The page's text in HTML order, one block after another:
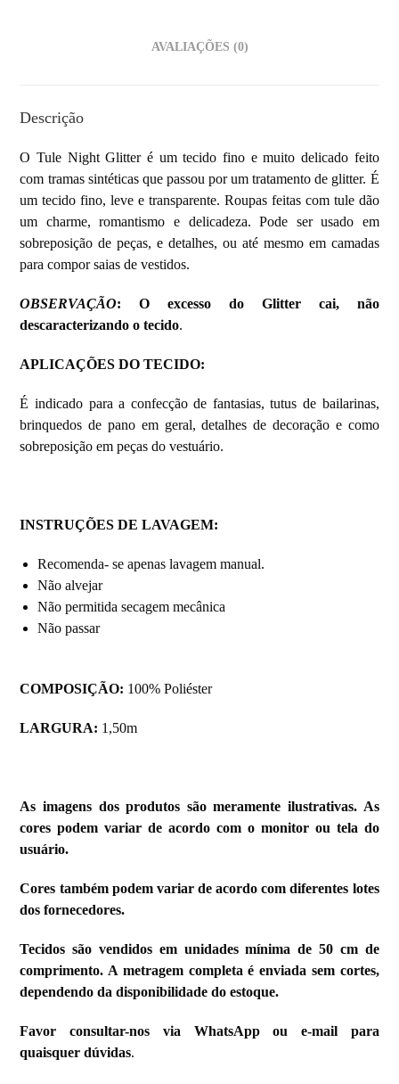
AVALIAÇÕES (0)
Descrição
O Tule Night Glitter é um tecido fino e muito delicado feito
com tramas sintéticas que passou por um tratamento de glitter. É
um tecido fino, leve e transparente. Roupas feitas com tule dão
um charme, romantismo e delicadeza. Pode ser usado em
sobreposição de peças, e detalhes, ou até mesmo em camadas
para compor saias de vestidos.
OBSERVAÇÃO: O excesso do Glitter cai, não
descaracterizando o tecido.
APLICAÇÕES DO TECIDO:
É indicado para a confecção de fantasias, tutus de bailarinas,
brinquedos de pano em geral, detalhes de decoração e como
sobreposição em peças do vestuário.
INSTRUÇÕES DE LAVAGEM:
Recomenda- se apenas lavagem manual.
Não alvejar
Não permitida secagem mecânica
Não passar
COMPOSIÇÃO: 100% Poliéster
LARGURA: 1,50m
As imagens dos produtos são meramente ilustrativas. As
cores podem variar de acordo com o monitor ou tela do
usuário.
Cores também podem variar de acordo com diferentes lotes
dos fornecedores.
Tecidos são vendidos em unidades mínima de 50 cm de
comprimento. A metragem completa é enviada sem cortes,
dependendo da disponibilidade do estoque.
Favor consultar-nos via WhatsApp ou e-mail para
quaisquer dúvidas.